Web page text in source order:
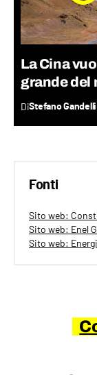
La Cina
grande del
DiStefano Gandelli
Fonti
Sito web:
Sito web: Enel
Sito web: